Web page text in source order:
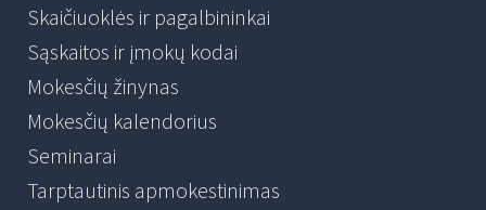
Skaičiuoklės ir pagalbininkai
Sąskaitos ir įmokų kodai
Mokesčių žinynas
Mokesčių kalendorius
Seminarai
Tarptautinis apmokestinimas